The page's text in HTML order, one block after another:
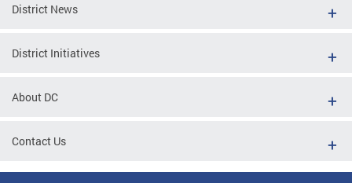
District News
District Initiatives
About DC
Contact Us